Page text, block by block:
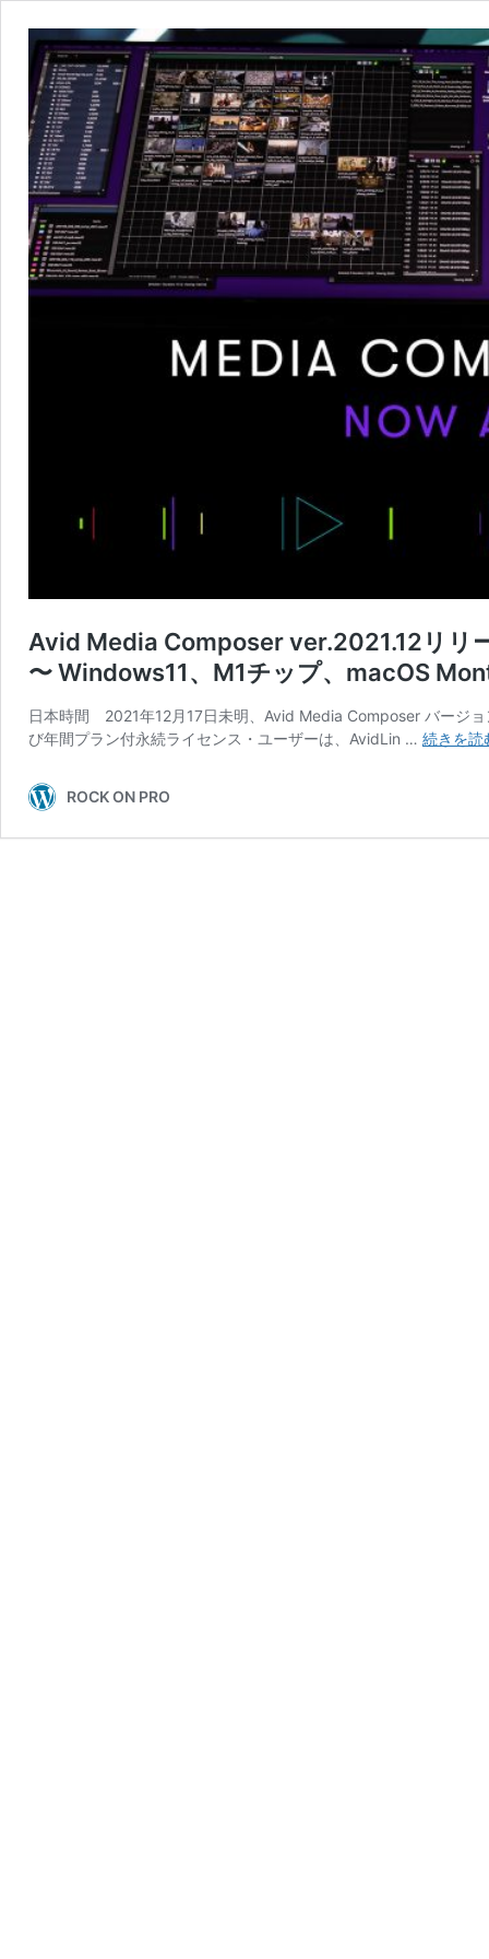
Avid Media Composer ver.2021.12リリ
〜 Windows11、M1チップ、macOS
日本時間 2021年12月17日未明、Avid Media Composer バージ
び年間プラン付永続ライセンス・ユーザーは、AvidLin … 続きを読
ROCK ON PRO